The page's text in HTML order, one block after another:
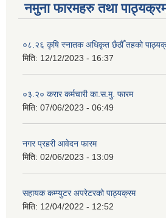
नमुना फारमहरु तथा
०८.२६ कृषि स्‍नातक अधिकृत छैठौँ तहको
मिति: 12/12/2023 - 16:37
०३.२० करार कर्मचारी का.स.मु. फारम
मिति: 07/06/2023 - 06:49
नगर प्रहरी आवेदन फारम
मिति: 02/06/2023 - 13:09
सहायक कम्प्युटर अपरेटरको पाठ्यक्रम
मिति: 12/04/2022 - 12:52